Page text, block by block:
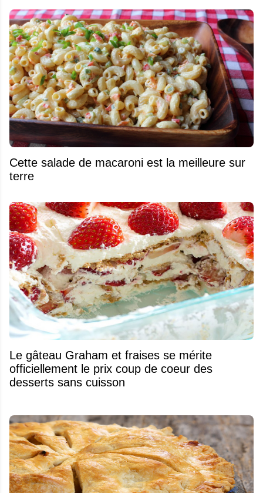
Cette salade de macaroni est la meilleure sur
terre
Le gâteau Graham et fraises se mérite
officiellement le prix coup de coeur des
desserts sans cuisson